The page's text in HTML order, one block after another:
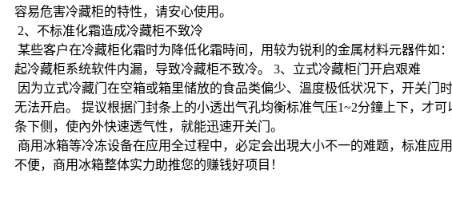
容易危害冷藏柜的特性，请安心使用。
2、不标准化霜造成冷藏柜不致冷
某些客户在冷藏柜化霜时为降低化霜時间，用较为锐利的金属材料元器件如
起冷藏柜系统软件内漏，导致冷藏柜不致冷。 3、立式冷藏柜门开启艰难
因为立式冷藏门在空箱或箱里储放的食品类偏少、溫度极低状况下，开关
无法开启。 提议根据门封条上的小透出气孔均衡标准气压1~2分鐘上下，才
条下侧，使內外快速透气性，就能迅速开关门。
商用冰箱等冷冻设备在应用全过程中，必定会出現大小不一的难题，标准
不便，商用冰箱整体实力助推您的赚钱好项目！